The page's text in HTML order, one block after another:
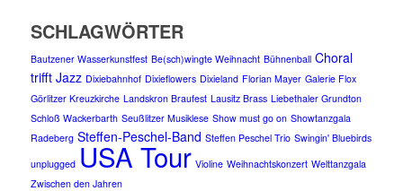
SCHLAGWÖRTER
Bautzener Wasserkunstfest Be(sch)wingte Weihnacht Bühnenball Choral
trifft Jazz Dixiebahnhof Dixieflowers Dixieland Florian Mayer Galerie Flox
Görlitzer Kreuzkirche Landskron Braufest Lausitz Brass Liebethaler Grundton
Schloß Wackerbarth Seußlitzer Musiklese Show must go on Showtanzgala
Radeberg Steffen-Peschel-Band Steffen Peschel Trio Swingin' Bluebirds
unplugged USA Tour Violine Weihnachtskonzert Welttanzgala
Zwischen den Jahren